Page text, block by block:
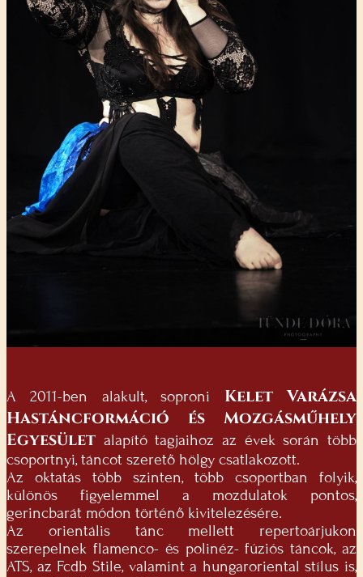
A 2011-ben alakult, soproni Kelet Varázsa
Hastáncformáció és Mozgásműhely
Egyesület alapító tagjaihoz az évek során több
csoportnyi, táncot szerető hölgy csatlakozott.
Az oktatás több szinten, több csoportban folyik,
különös figyelemmel a mozdulatok pontos,
gerincbarát módon történő kivitelezésére.
Az orientális tánc mellett repertoárjukon
szerepelnek flamenco- és polinéz- fúziós táncok, az
ATS, az Fcdb Stile, valamint a hungaroriental stílus is,